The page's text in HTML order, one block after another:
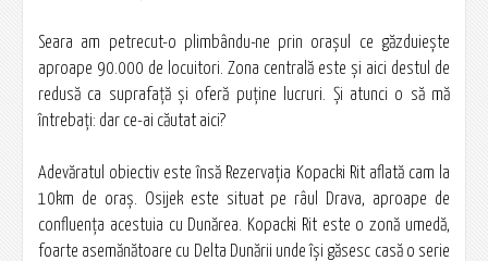
Seara am petrecut-o plimbându-ne prin oraşul ce găzduieşte
aproape 90.000 de locuitori. Zona centrală este şi aici destul de
redusă ca suprafaţă şi oferă puţine lucruri. Şi atunci o să mă
întrebaţi: dar ce-ai căutat aici?
Adevăratul obiectiv este însă Rezervaţia Kopacki Rit aflată cam la
10km de oraş. Osijek este situat pe râul Drava, aproape de
confluenţa acestuia cu Dunărea. Kopacki Rit este o zonă umedă,
foarte asemănătoare cu Delta Dunării unde îşi găsesc casă o serie